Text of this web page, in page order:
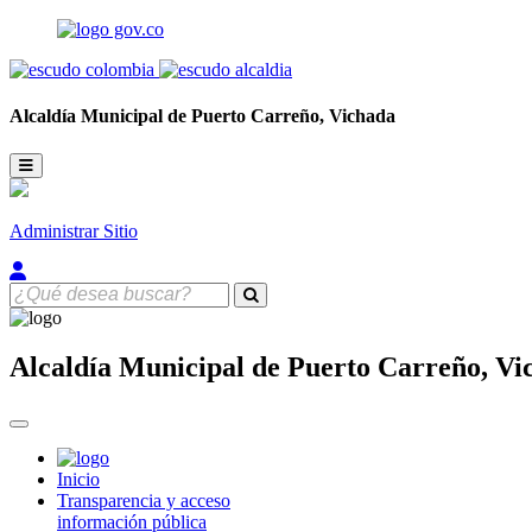
Alcaldía Municipal de Puerto Carreño, Vichada
Administrar Sitio
Alcaldía Municipal de Puerto Carreño,
Inicio
Transparencia y acceso
información pública